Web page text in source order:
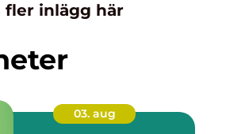
fler inlägg här
03. aug